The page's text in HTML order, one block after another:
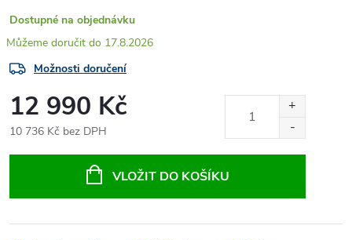
Dostupné na objednávku
17.8.2026
Možnosti doručení
12 990 Kč
10 736 Kč bez DPH
VLOŽIT DO KOŠÍKU